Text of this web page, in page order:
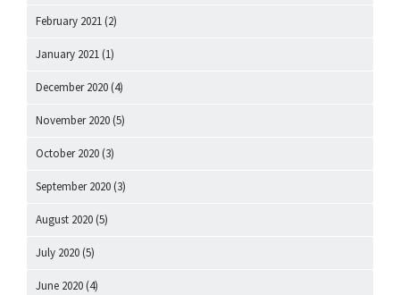
February 2021 (2)
January 2021 (1)
December 2020 (4)
November 2020 (5)
October 2020 (3)
September 2020 (3)
August 2020 (5)
July 2020 (5)
June 2020 (4)